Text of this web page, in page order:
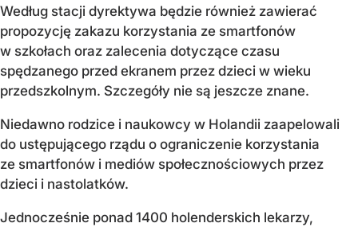
Według stacji dyrektywa będzie również zawierać
propozycję zakazu korzystania ze smartfonów
w szkołach oraz zalecenia dotyczące czasu
spędzanego przed ekranem przez dzieci w wieku
przedszkolnym. Szczegóły nie są jeszcze znane.
Niedawno rodzice i naukowcy w Holandii zaapelowali
do ustępującego rządu o ograniczenie korzystania
ze smartfonów i mediów społecznościowych przez
dzieci i nastolatków.
Jednocześnie ponad 1400 holenderskich lekarzy,